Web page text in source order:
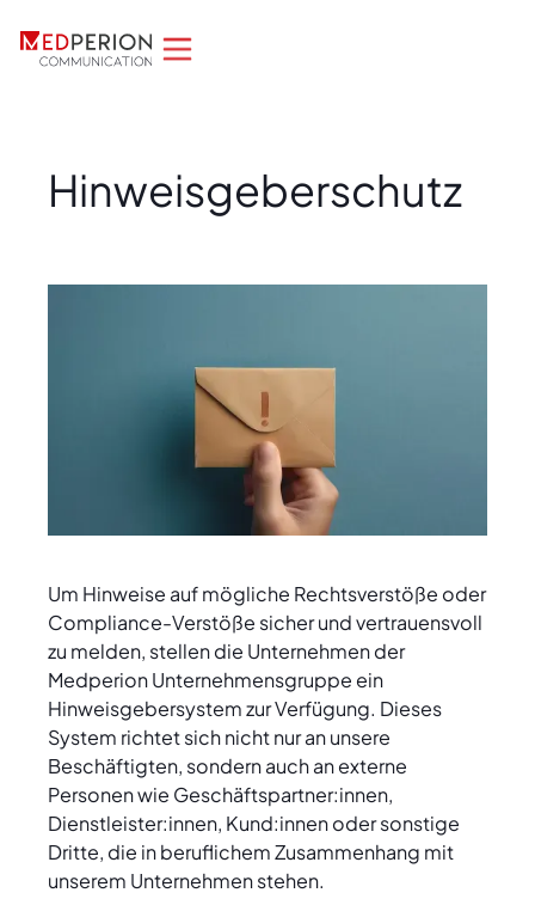
Hinweisgeberschutz
Um Hinweise auf mögliche Rechtsverstöße oder
Compliance-Verstöße sicher und vertrauensvoll
zu melden, stellen die Unternehmen der
Medperion Unternehmensgruppe ein
Hinweisgebersystem zur Verfügung. Dieses
System richtet sich nicht nur an unsere
Beschäftigten, sondern auch an externe
Personen wie Geschäftspartner:innen,
Dienstleister:innen, Kund:innen oder sonstige
Dritte, die in beruflichem Zusammenhang mit
unserem Unternehmen stehen.